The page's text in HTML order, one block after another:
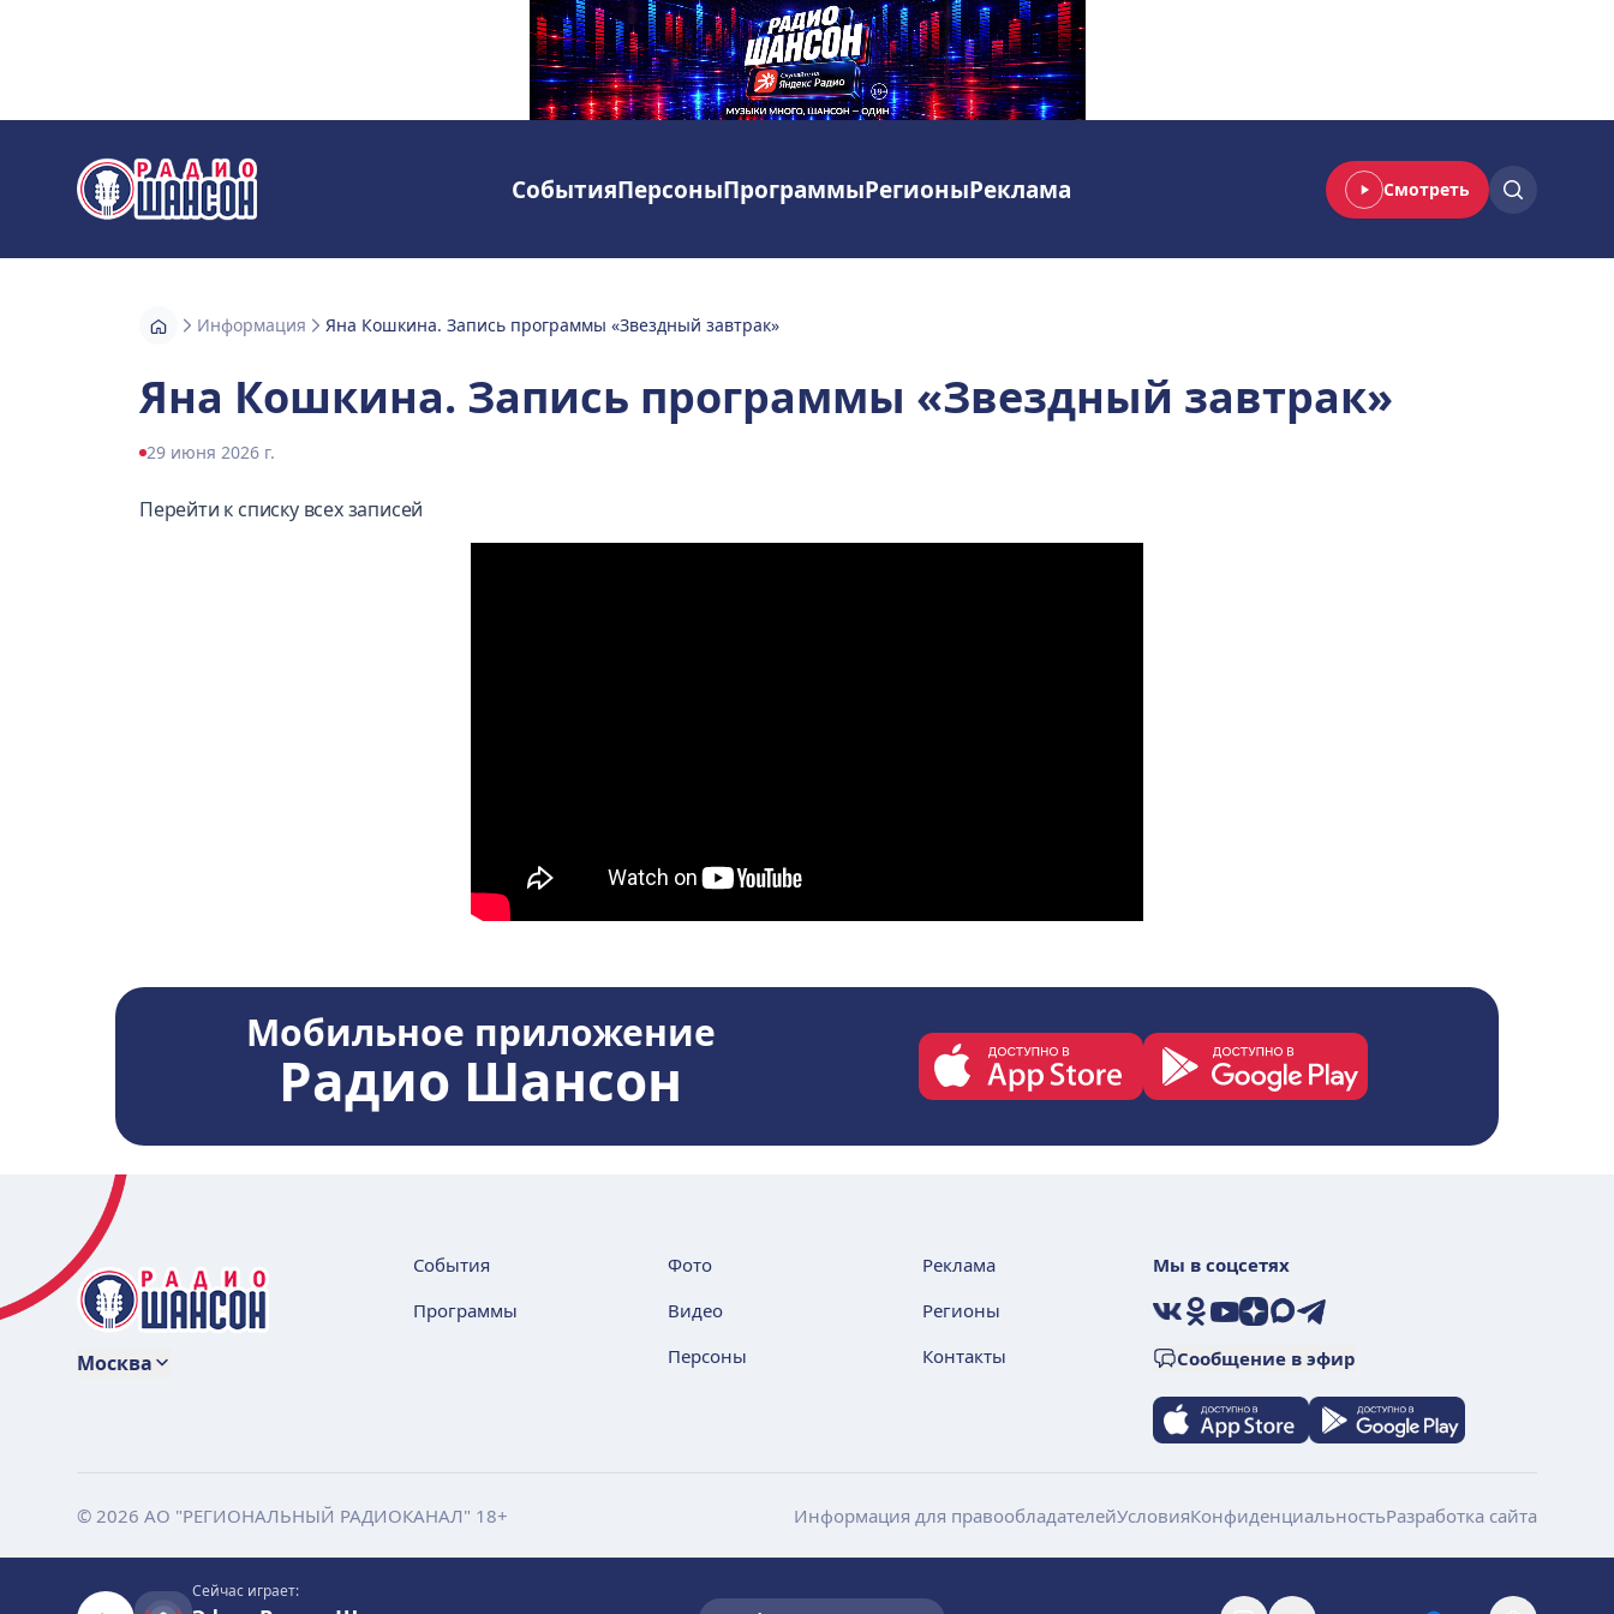
Радио Шансон СобытияПерсоныПрограммыРегионыРеклама Смотреть
Информация Яна Кошкина. Запись программы «Звездный завтрак»
Яна Кошкина. Запись программы «Звездный завтрак»
29 июня 2026 г.
Перейти к списку всех записей
Мобильное приложение
Радио Шансон
Москва
События
Программы
Фото
Видео
Персоны
Реклама
Регионы
Контакты
Мы в соцсетях
VKOkYouTube
ДзенMaxTelegram
Сообщение в эфир
© 2026 АО "РЕГИОНАЛЬНЫЙ РАДИОКАНАЛ" 18+ Информация для правообладателейУсловияКонфиденциальностьРазработка сайта
Сейчас играет: